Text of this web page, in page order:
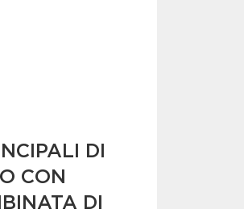
DI
CON
DI